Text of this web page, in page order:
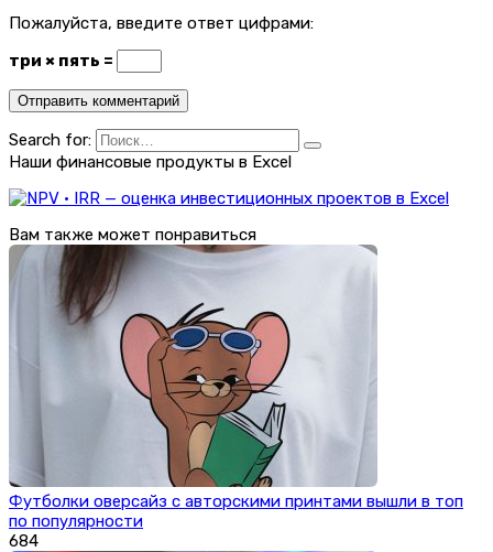
Пожалуйста, введите ответ цифрами:
три × пять =
Search for:
Наши финансовые продукты в Excel
Вам также может понравиться
Футболки оверсайз с авторскими принтами вышли в топ
по популярности
684